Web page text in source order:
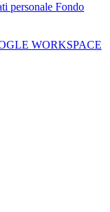
personale Fondo
WORKSPACE